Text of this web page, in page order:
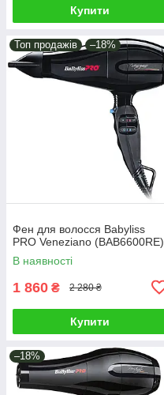
Купити
Топ продажів –18%
Фен для волосся Babyliss
PRO Veneziano (BAB6600RE)
В наявності
1 860 ₴ 2 280 ₴
Купити
–18%